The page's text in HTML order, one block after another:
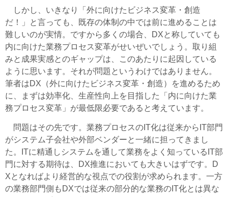
しかし、いきなり「外に向けたビジネス変革・創造
だ！」と言っても、既存の体制の中では前に進めることは
難しいのが実情。ですから多くの場合、DXと称していても
内に向けた業務プロセス変革がせいぜいでしょう。取り組
みと成果実感とのギャップは、このあたりに起因している
ように思います。それが問題というわけではありません。
筆者はDX（外に向けたビジネス変革・創造）を進めるため
に、まずは効率化、生産性向上を目指した「内に向けた業
務プロセス変革」が最低限必要であると考えています。
問題はその先です。業務プロセスのIT化は従来からIT部門
がシステム子会社や外部ベンダーと一緒に担ってきまし
た。ITに精通しシステムを通して業務をよく知っているIT部
門に対する期待は、DX推進においても大きいはずです。D
Xとなればより経営的な視点での役割が求められます。一方
の業務部門側もDXでは従来の部分的な業務のIT化とは異な